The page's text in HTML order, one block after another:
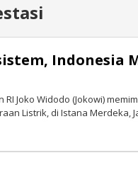
Indonesia
Joko Widodo (Jokowi)
Listrik, di Istana Merdeka,